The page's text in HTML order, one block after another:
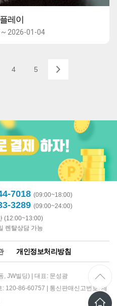
레이
2026-01-04
4 5
7018 (09:00~18:00)
3289 (09:00~24:00)
(12:00~13:00)
렌탈상담 가능
개인정보처리방침
, JW빌딩) | 대표: 문성광
120-86-60757 | 통신판매신고번호: 제